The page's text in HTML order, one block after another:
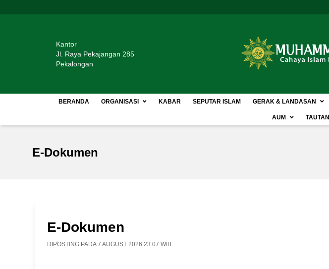
Kantor
Jl. Raya Pekajangan 285
Pekalongan
BERANDA ORGANISASI KABAR SEPUTAR ISLAM GERAK & LANDASAN
AUM TAUTAN
E-Dokumen
E-Dokumen
DIPOSTING PADA 7 AUGUST 2026 23:07 WIB